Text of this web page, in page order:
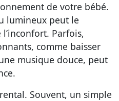
de votre bébé.
lumineux peut le
Parfois,
comme baisser
musique douce, peut
Souvent, un simple